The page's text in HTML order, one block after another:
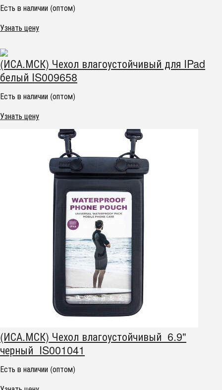
Есть в наличии (оптом)
Узнать цену
(ИСА.МСК) Чехол влагоустойчивый для IPad
белый IS009658
Есть в наличии (оптом)
Узнать цену
(ИСА.МСК) Чехол влагоустойчивый 6.9"
черный IS001041
Есть в наличии (оптом)